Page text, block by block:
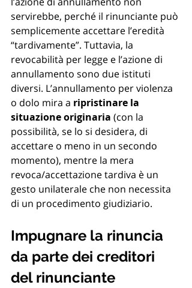
servirebbe, perché il rinunciante può
semplicemente accettare l’eredità
“tardivamente”. Tuttavia, la
revocabilità per legge e l’azione di
annullamento sono due istituti
diversi. L’annullamento per violenza
o dolo mira a ripristinare la
situazione originaria (con la
possibilità, se lo si desidera, di
accettare o meno in un secondo
momento), mentre la mera
revoca/accettazione tardiva è un
gesto unilaterale che non necessita
di un procedimento giudiziario.
Impugnare la rinuncia
da parte dei creditori
del rinunciante